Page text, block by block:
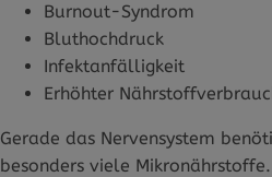
Burnout-Syndrom
Bluthochdruck
Infektanfälligkeit
Erhöhter
Gerade das Nervensystem
besonders viele